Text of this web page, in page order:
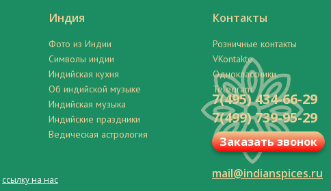
Индия
Фото из Индии
Символы индии
Индийская кухня
Об индийской музыке
Индийская музыка
Индийские праздники
Ведическая астрология
Контакты
Розничные контакты
VKontakte
Одноклассники
Telegram
ссылку на нас
7(495) 434-66-29
7(499) 739-95-29
Заказать звонок
mail@indianspices.ru